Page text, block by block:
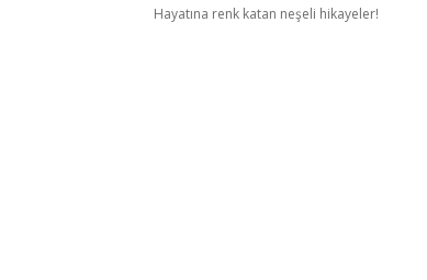
Hayatına renk katan neşeli hikayeler!